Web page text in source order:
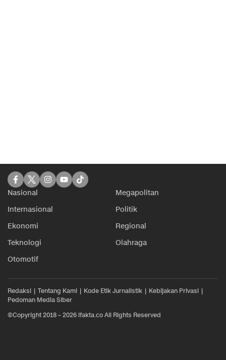
Nasional
Megapolitan
Internasional
Politik
Ekonomi
Regional
Teknologi
Olahraga
Otomotif
Redaksi Tentang Kami Kode Etik Jurnalistik
Kebijakan Privasi
Pedoman Media Siber
©Copyright 2018 – 2026 ifakta.co All Rights Reserved